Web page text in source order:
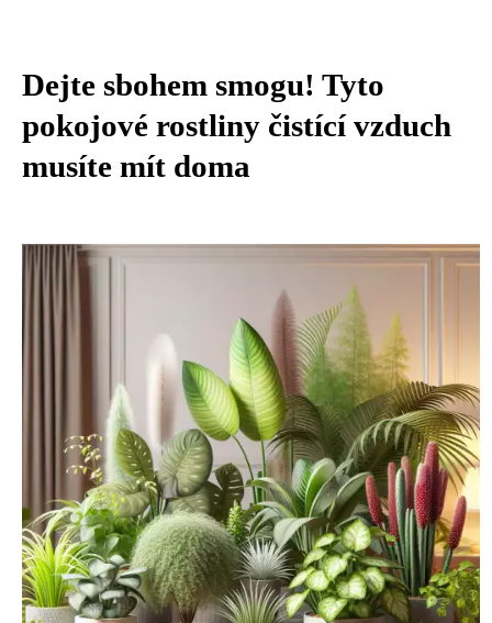
Dejte sbohem smogu! Tyto
pokojové rostliny čistící vzduch
musíte mít doma